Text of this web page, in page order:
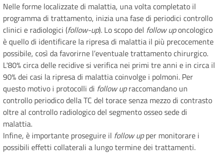
Nelle forme localizzate di malattia, una volta completato il
programma di trattamento, inizia una fase di periodici controllo
clinici e radiologici (follow-up). Lo scopo del follow uponcologico
è quello di identificare la ripresa di malattia il più precocemente
possibile, così da favorirne l’eventuale trattamento chirurgico.
L'80% circa delle recidive si verifica nei primi tre anni e in circa il
90% dei casi la ripresa di malattia coinvolge i polmoni. Per
questo motivo i protocolli di follow upraccomandano un
controllo periodico della TC del torace senza mezzo di contrasto
oltre al controllo radiologico del segmento osseo sede di
malattia.
Infine, è importante proseguire il follow upper monitorare i
possibili effetti collaterali a lungo termine dei trattamenti.